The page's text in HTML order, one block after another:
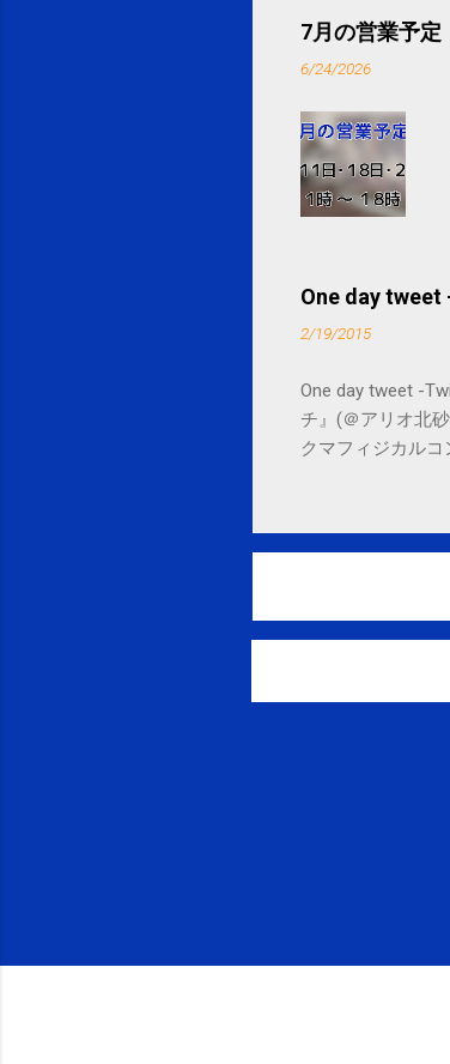
7月の営業予定
6/24/2026
One day
2/19/2015
One day tweet -
チ』(＠アリオ北
クマフィジカル